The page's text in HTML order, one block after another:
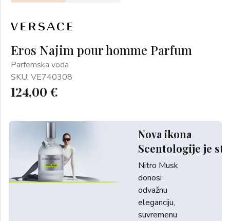
Eros Najim pour homme Parfum
Parfemska voda
SKU: VE740308
124,00 €
Nova ikona
Scentologije je
Nitro Musk
donosi
odvažnu
eleganciju,
suvremenu